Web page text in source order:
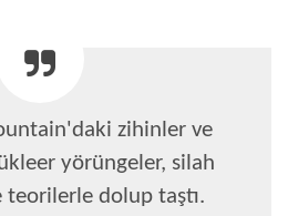
zihinler ve
yörüngeler, silah
teorilerle dolup taştı.